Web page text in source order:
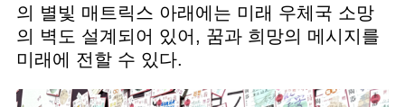
의 별빛 매트릭스 아래에는 미래 우체국 소망
의 벽도 설계되어 있어, 꿈과 희망의 메시지를
미래에 전할 수 있다.